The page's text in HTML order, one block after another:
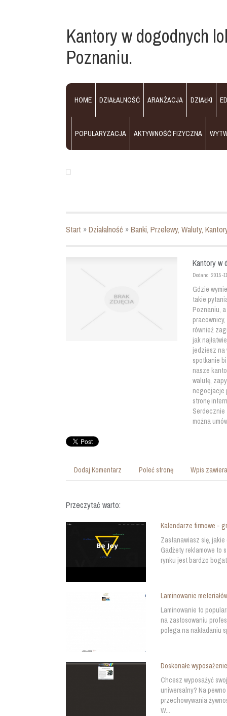
Kantory w dogodnych
Poznaniu.
HOME DZIAŁALNOŚĆ ARANŻACJA DZIAŁKI
POPULARYZACJA AKTYWNOŚĆ FIZYCZNA
Start »Działalność »Banki, Przelewy, Waluty,
Kantory w
Dodano: 2015-
Gdzie
takie
Poznaniu,
również
jak
jedziesz na
spotkanie
nasze
walutę,
negocjacje
stronę
Serdecznie
można
Dodaj Komentarz Poleć stronę Wpis
Przeczytać warto:
Kalendarze firmowe -
Zastanawiasz się,
Gadżety reklamowe to
rynku jest bardzo
Laminowanie
Laminowanie to
na zastosowaniu
polega na nakładaniu
Doskonałe
Chcesz wyposażyć
uniwersalny? Na
przechowywania
W...